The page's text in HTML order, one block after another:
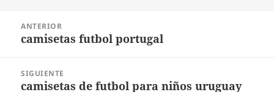
entradas
ANTERIOR
Entrada
camisetas futbol portugal
SIGUIENTE
Entrada
camisetas de futbol para niños uruguay